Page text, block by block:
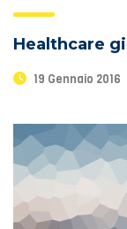
Healthcare
19 Gennaio 2016